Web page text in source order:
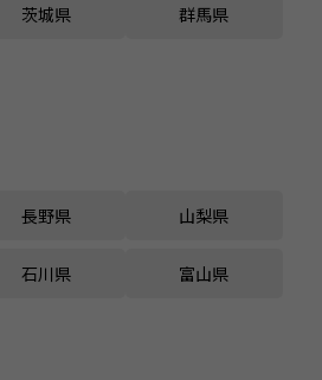
茨城県 群馬県
長野県 山梨県
石川県 富山県